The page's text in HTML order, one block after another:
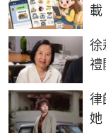
載
徐
禮
律
她